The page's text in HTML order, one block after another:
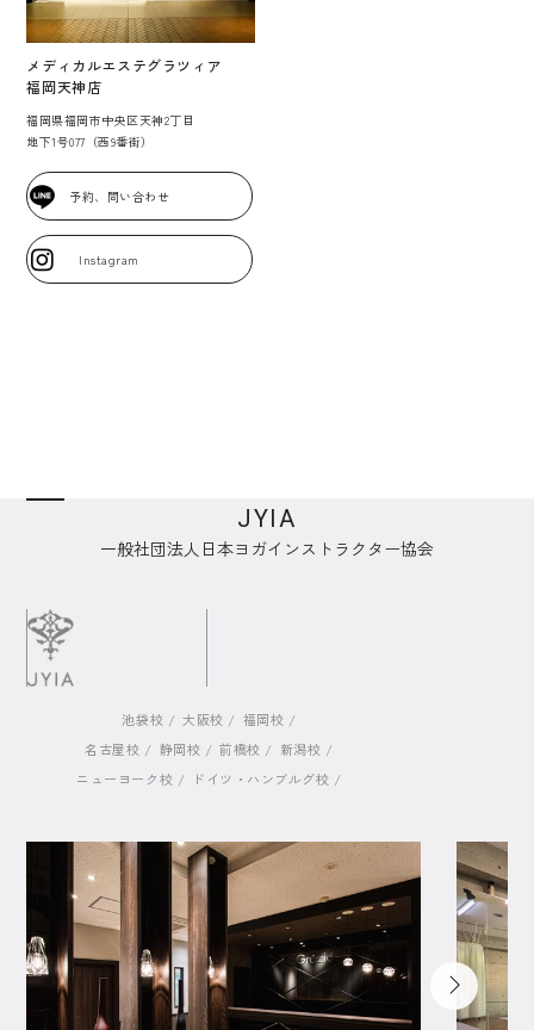
メディカルエステグラツィア
福岡天神店
福岡県福岡市中央区天神2丁目
地下1号077（西9番街）
予約、問い合わせ
Instagram
JYIA
一般社団法人日本ヨガインストラクター協会
池袋校 大阪校
福岡校
名古屋校
静岡校 前橋校
新潟校
ニューヨーク校
ドイツ・ハンブルグ校